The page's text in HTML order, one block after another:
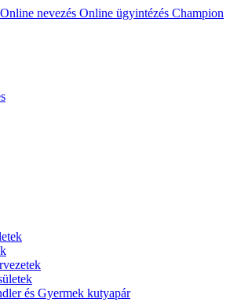
Online nevezés Online ügyintézés Champion
és Gyermek kutyapár